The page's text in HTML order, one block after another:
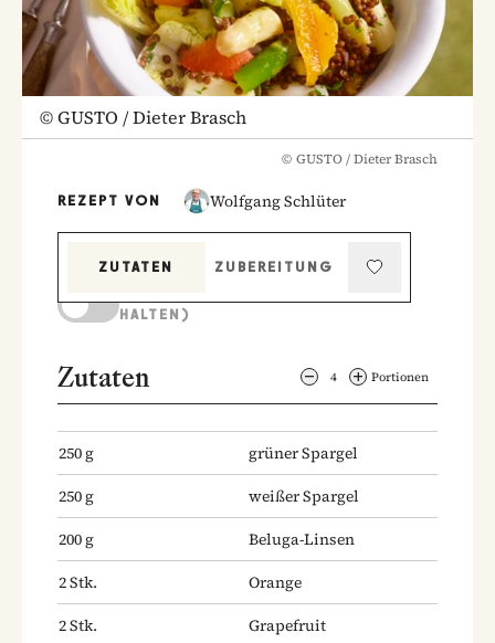
©GUSTO / Dieter Brasch
© GUSTO / Dieter Brasch
REZEPT VON Wolfgang Schlüter
ZUTATEN
ZUBEREITUNG
HALTEN)
Zutaten 4 Portionen
250g
grüner Spargel
250g
weißer Spargel
200g
Beluga-Linsen
2Stk.
Orange
2Stk.
Grapefruit